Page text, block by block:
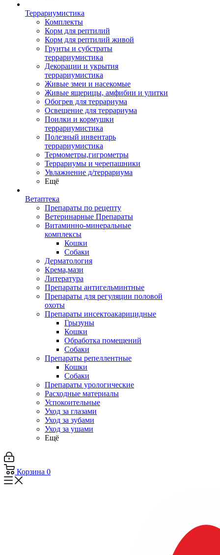
Террариумистика
Комплекты
Корм для рептилий
Корм для рептилий живой
Грунты и субстраты
террариумистика
Декорации и укрытия
террариумистика
Живые змеи и насекомые
Живые ящерицы, амфибии и улитки
Обогрев для террариума
Освещение для террариума
Поилки и кормушки
террариумистика
Полезный инвентарь
террариумистика
Термометры,гигрометры
Террариумы и черепашники
Увлажнение д/террариума
Ещё
Ветаптека
Препараты по рецепту
Ветеринарные Препараты
Витаминно-минеральные
комплексы
Кошки
Собаки
Дерматология
Крема,мази
Литература
Препараты антигельминтные
Препараты для регуляции половой
охоты
Препараты инсектоакарицидные
Грызуны
Кошки
Обработка помещений
Собаки
Препараты репеллентные
Кошки
Собаки
Препараты урологические
Расходные материалы
Успокоительные
Уход за глазами
Уход за зубами
Уход за ушами
Ещё
Корзина 0